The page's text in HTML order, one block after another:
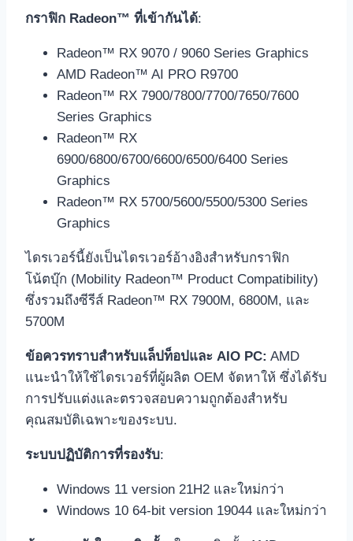
กราฟิก Radeon™ ที่เข้ากันได้:
Radeon™ RX 9070 / 9060 Series Graphics
AMD Radeon™ AI PRO R9700
Radeon™ RX 7900/7800/7700/7650/7600
Series Graphics
Radeon™ RX
6900/6800/6700/6600/6500/6400 Series
Graphics
Radeon™ RX 5700/5600/5500/5300 Series
Graphics
ไดรเวอร์นี้ยังเป็นไดรเวอร์อ้างอิงสำหรับกราฟิก
โน้ตบุ๊ก (Mobility Radeon™ Product Compatibility)
ซึ่งรวมถึงซีรีส์ Radeon™ RX 7900M, 6800M, และ
5700M
ข้อควรทราบสำหรับแล็ปท็อปและ AIO PC: AMD
แนะนำให้ใช้ไดรเวอร์ที่ผู้ผลิต OEM จัดหาให้ ซึ่งได้รับ
การปรับแต่งและตรวจสอบความถูกต้องสำหรับ
คุณสมบัติเฉพาะของระบบ.
ระบบปฏิบัติการที่รองรับ:
Windows 11 version 21H2 และใหม่กว่า
Windows 10 64-bit version 19044 และใหม่กว่า